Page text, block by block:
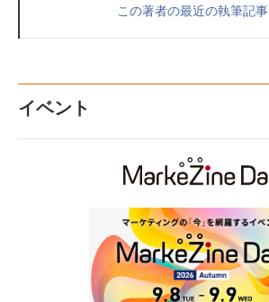
この著者の最近の執筆記事
イベント